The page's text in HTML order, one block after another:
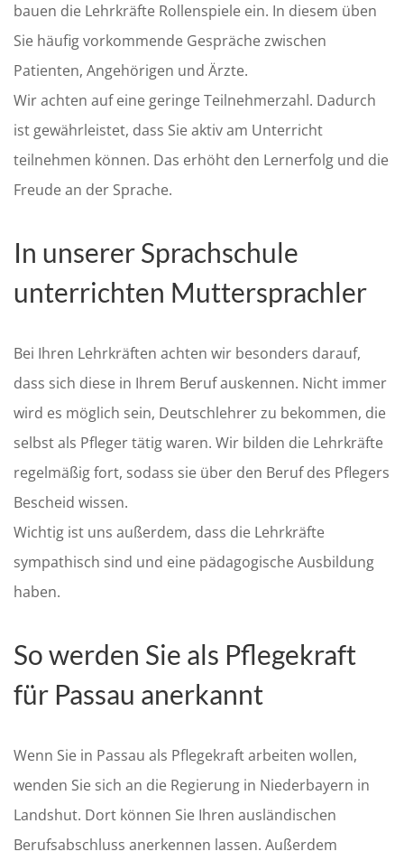
bauen die Lehrkräfte Rollenspiele ein. In diesem üben
Sie häufig vorkommende Gespräche zwischen
Patienten, Angehörigen und Ärzte.
Wir achten auf eine geringe Teilnehmerzahl. Dadurch
ist gewährleistet, dass Sie aktiv am Unterricht
teilnehmen können. Das erhöht den Lernerfolg und die
Freude an der Sprache.
In unserer Sprachschule
unterrichten Muttersprachler
Bei Ihren Lehrkräften achten wir besonders darauf,
dass sich diese in Ihrem Beruf auskennen. Nicht immer
wird es möglich sein, Deutschlehrer zu bekommen, die
selbst als Pfleger tätig waren. Wir bilden die Lehrkräfte
regelmäßig fort, sodass sie über den Beruf des Pflegers
Bescheid wissen.
Wichtig ist uns außerdem, dass die Lehrkräfte
sympathisch sind und eine pädagogische Ausbildung
haben.
So werden Sie als Pflegekraft
für Passau anerkannt
Wenn Sie in Passau als Pflegekraft arbeiten wollen,
wenden Sie sich an die Regierung in Niederbayern in
Landshut. Dort können Sie Ihren ausländischen
Berufsabschluss anerkennen lassen. Außerdem